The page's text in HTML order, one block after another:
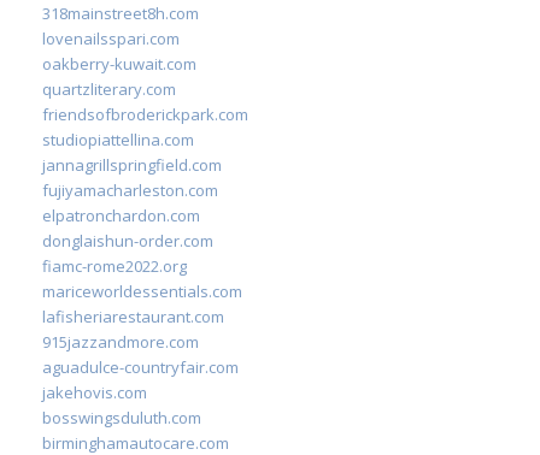
318mainstreet8h.com
lovenailsspari.com
oakberry-kuwait.com
quartzliterary.com
friendsofbroderickpark.com
studiopiattellina.com
jannagrillspringfield.com
fujiyamacharleston.com
elpatronchardon.com
donglaishun-order.com
fiamc-rome2022.org
mariceworldessentials.com
lafisheriarestaurant.com
915jazzandmore.com
aguadulce-countryfair.com
jakehovis.com
bosswingsduluth.com
birminghamautocare.com